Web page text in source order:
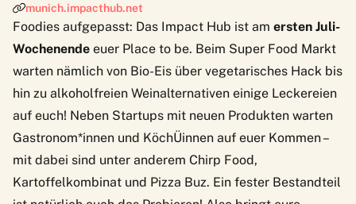
munich.impacthub.net
Foodies aufgepasst: Das Impact Hub ist am ersten Juli-
Wochenende euer Place to be. Beim Super Food Markt
warten nämlich von Bio-Eis über vegetarisches Hack bis
hin zu alkoholfreien Weinalternativen einige Leckereien
auf euch! Neben Startups mit neuen Produkten warten
Gastronom*innen und KöchÜinnen auf euer Kommen –
mit dabei sind unter anderem Chirp Food,
Kartoffelkombinat und Pizza Buz. Ein fester Bestandteil